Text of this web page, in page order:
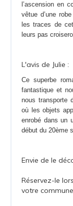
l’ascension en
vêtue d’une
les traces de
leurs pas
L'avis de Julie :
Ce superbe
fantastique et
nous transporte
où les objets
enrobé dans un
début du 20ème
Envie de le
Réservez-le
votre